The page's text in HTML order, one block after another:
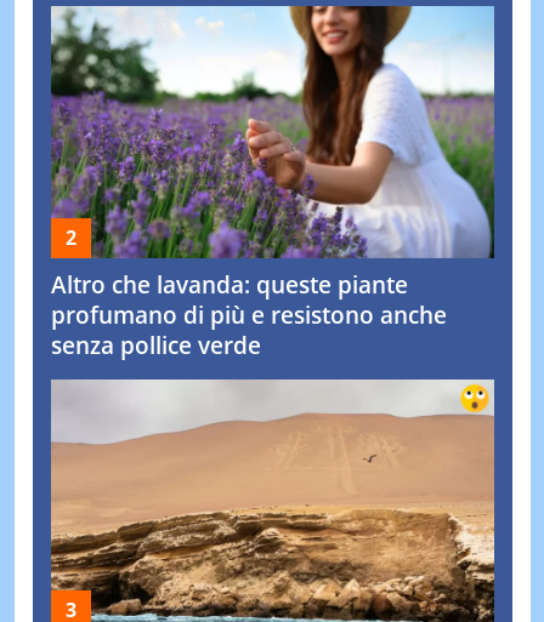
Altro che lavanda: queste piante
profumano di più e resistono anche
senza pollice verde